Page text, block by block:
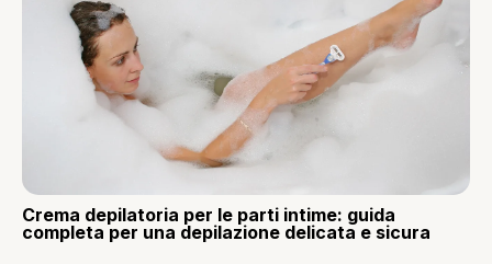
Crema depilatoria per le parti intime: guida
completa per una depilazione delicata e sicura